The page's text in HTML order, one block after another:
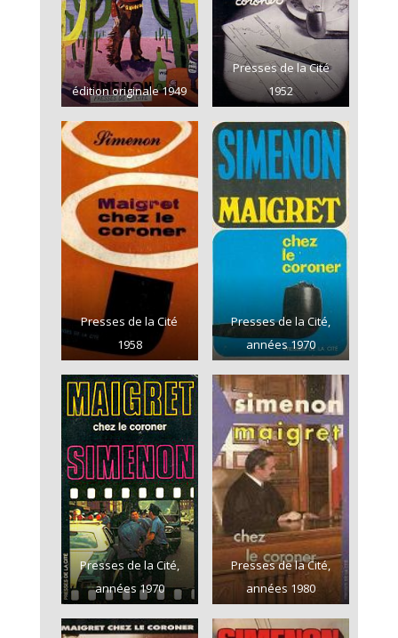
édition originale 1949
Presses de la Cité
1952
Presses de la Cité
1958
Presses de la Cité,
années 1970
Presses de la Cité,
années 1970
Presses de la Cité,
années 1980